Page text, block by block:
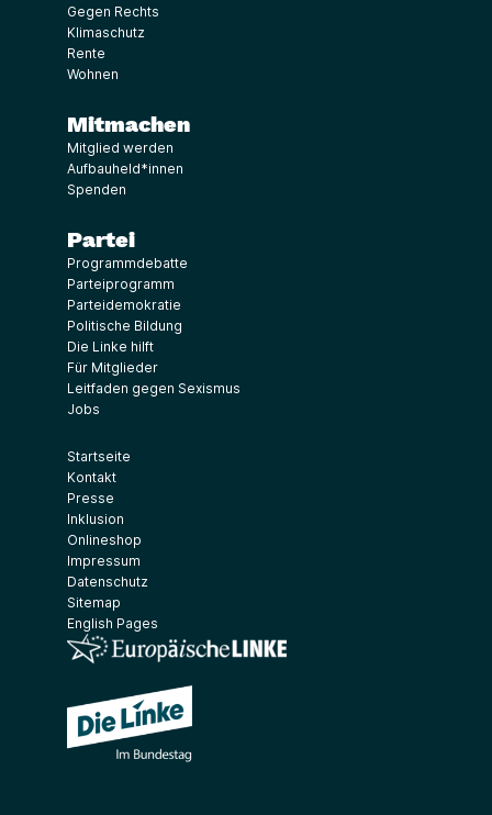
Gegen Rechts
Klimaschutz
Rente
Wohnen
Mitmachen
Mitglied werden
Aufbauheld*innen
Spenden
Partei
Programmdebatte
Parteiprogramm
Parteidemokratie
Politische Bildung
Die Linke hilft
Für Mitglieder
Leitfaden gegen Sexismus
Jobs
Startseite
Kontakt
Presse
Inklusion
Onlineshop
Impressum
Datenschutz
Sitemap
English Pages
(Link öffnet ein neues Fenster)